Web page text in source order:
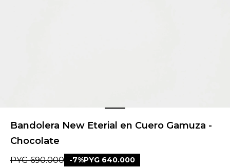
Bandolera New Eterial en Cuero Gamuza -
Chocolate
PYG 690.000 7 PYG 640.000